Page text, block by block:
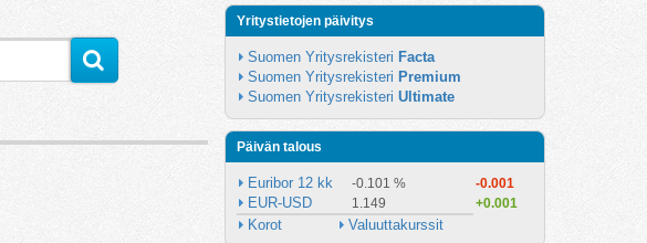
Yritystietojen päivitys
Suomen Yritysrekisteri Facta
Suomen Yritysrekisteri Premium
Suomen Yritysrekisteri Ultimate
Päivän talous
Euribor 12 kk -0.101 % -0.001
EUR-USD 1.149 +0.001
Korot Valuuttakurssit